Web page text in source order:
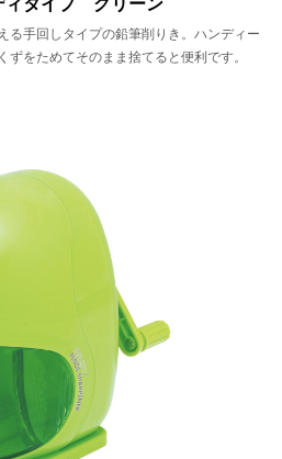
る手回しタイプの鉛筆削りき。ハンディー
ずをためてそのまま捨てると便利です。